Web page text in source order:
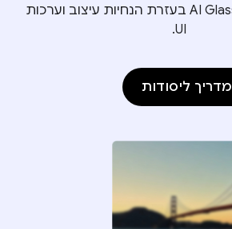
האפליקציה ל-AI Glasses בעזרת הנחיות עיצוב וערכות
UI.
מדריך ליסודות